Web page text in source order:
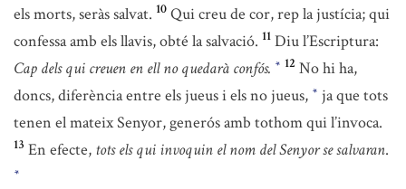
els morts, seràs salvat. 10 Qui creu de cor, rep la justícia; qui
confessa amb els llavis, obté la salvació. 11 Diu l’Escriptura:
Cap dels qui creuen en ell no quedarà confós. * 12 No hi ha,
doncs, diferència entre els jueus i els no jueus, * ja que tots
tenen el mateix Senyor, generós amb tothom qui l’invoca.
13 En efecte, tots els qui invoquin el nom del Senyor se salvaran.
*